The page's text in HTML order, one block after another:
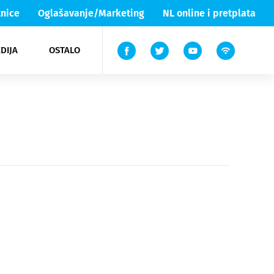
Oglašavanje/Marketing NL online i pretplata
OSTALO
Lika & Senj
TV